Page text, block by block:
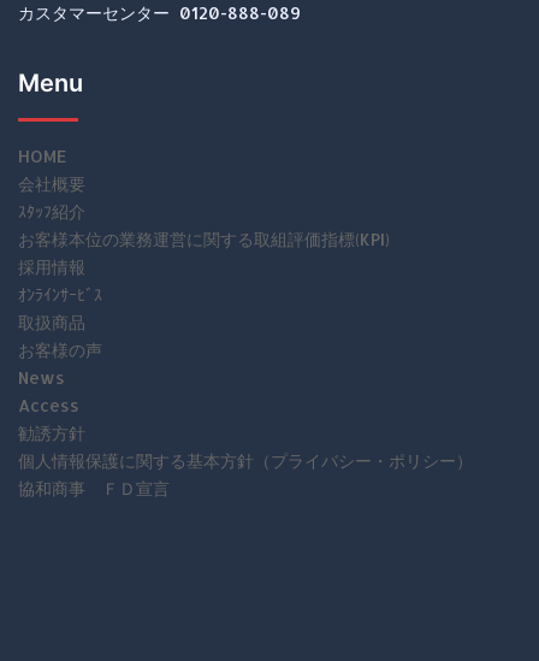
カスタマーセンター 0120-888-089
Menu
HOME
会社概要
ｽﾀｯﾌ紹介
お客様本位の業務運営に関する取組評価指標(KPI)
採用情報
ｵﾝﾗｲﾝｻｰﾋﾞｽ
取扱商品
お客様の声
News
Access
勧誘方針
個人情報保護に関する基本方針（プライバシー・ポリシー）
協和商事 ＦＤ宣言